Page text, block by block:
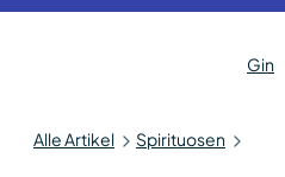
Alle Artikel Spirituosen
Gin